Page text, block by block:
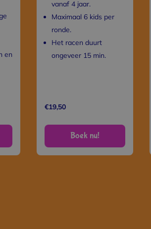
en
vanaf 4 jaar.
Maximaal 6 kids per
ronde.
Het racen duurt
ongeveer 15 min.
€19,50
Boek nu!